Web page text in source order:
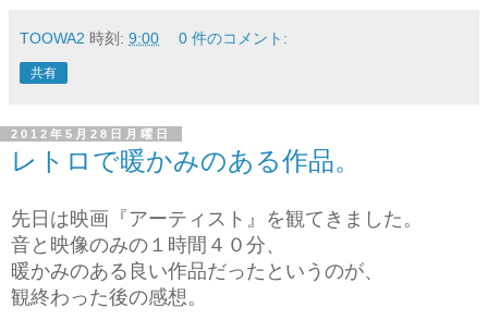
TOOWA2 時刻: 9:00 0 件のコメント:
共有
2012年5月28日月曜日
レトロで暖かみのある作品。
先日は映画『アーティスト』を観てきました。
音と映像のみの１時間４０分、
暖かみのある良い作品だったというのが、
観終わった後の感想。